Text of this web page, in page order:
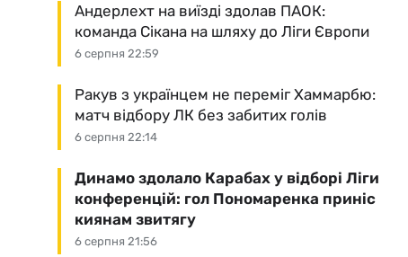
6 серпня 22:59
Андерлехт на виїзді здолав ПАОК:
команда Сікана на шляху до Ліги Європи
6 серпня 22:14
Ракув з українцем не переміг Хаммарбю:
матч відбору ЛК без забитих голів
6 серпня 21:56
Динамо здолало Карабах у відборі Ліги
конференцій: гол Пономаренка приніс
киянам звитягу